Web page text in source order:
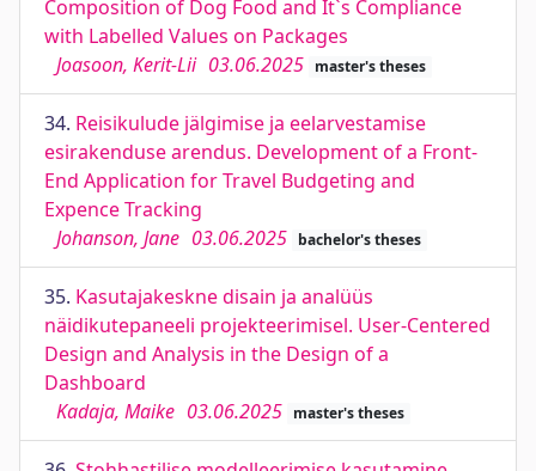
Composition of Dog Food and It`s Compliance
with Labelled Values on Packages
Joasoon, Kerit-Lii 03.06.2025 master's theses
34. Reisikulude jälgimise ja eelarvestamise
esirakenduse arendus. Development of a Front-
End Application for Travel Budgeting and
Expence Tracking
Johanson, Jane 03.06.2025 bachelor's theses
35. Kasutajakeskne disain ja analüüs
näidikutepaneeli projekteerimisel. User-Centered
Design and Analysis in the Design of a
Dashboard
Kadaja, Maike 03.06.2025 master's theses